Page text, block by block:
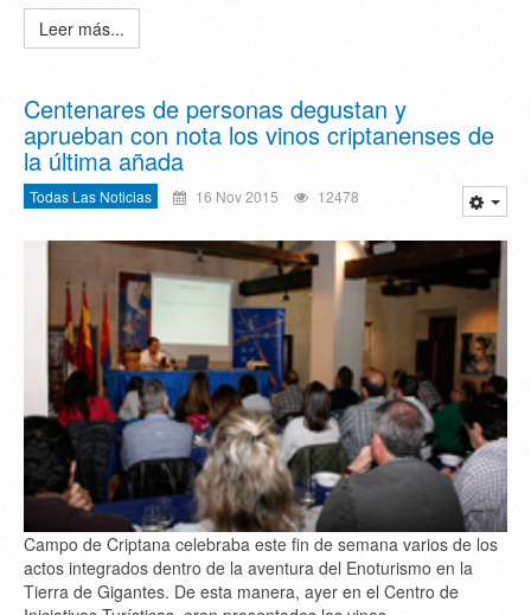
Leer más...
Centenares de personas degustan y
aprueban con nota los vinos criptanenses de
la última añada
Todas Las Noticias 16 Nov 2015 12478
Campo de Criptana celebraba este fin de semana varios de los
actos integrados dentro de la aventura del Enoturismo en la
Tierra de Gigantes. De esta manera, ayer en el Centro de